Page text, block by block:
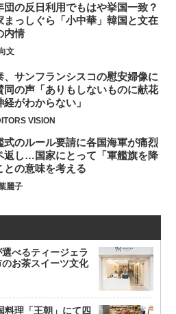
団の反日利用でもはや挙国一致？
まっしぐら「小中華」韓国と文在
内情
文
、サンフランシスコの慰安婦像に
同の声「ありもしないものに献花
がわからない」
VISION
式のルール要請に各国海軍が痛烈
返し…国家にとって「軍艦旗を降
との意味を考える
麗子
べるティージェラ
お茶スイーツ文化
料理「王朝」にて四